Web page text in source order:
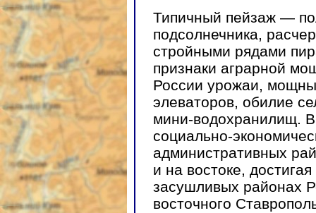
Типичный пейзаж —
подсолнечника,
стройными рядами
признаки аграрной
России урожаи,
элеваторов, обилие
мини-водохранилищ. В
социально-
административных
и на востоке,
засушливых районах
восточного